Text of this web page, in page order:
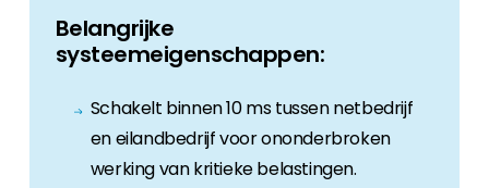
Belangrijke
systeemeigenschappen:
Schakelt binnen 10 ms tussen netbedrijf
en eilandbedrijf voor ononderbroken
werking van kritieke belastingen.